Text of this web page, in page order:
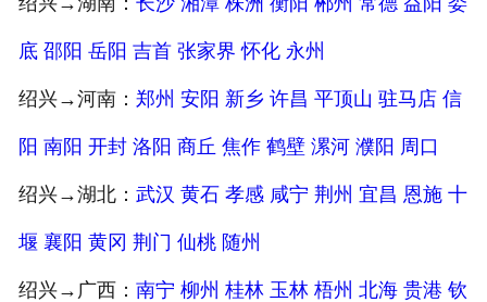
底 邵阳 岳阳 吉首 张家界 怀化 永州
绍兴→河南： 郑州 安阳 新乡 许昌 平顶山 驻马店 信
阳 南阳 开封 洛阳 商丘 焦作 鹤壁 漯河 濮阳 周口
绍兴→湖北： 武汉 黄石 孝感 咸宁 荆州 宜昌 恩施 十
堰 襄阳 黄冈 荆门 仙桃 随州
绍兴→广西： 南宁 柳州 桂林 玉林 梧州 北海 贵港 钦